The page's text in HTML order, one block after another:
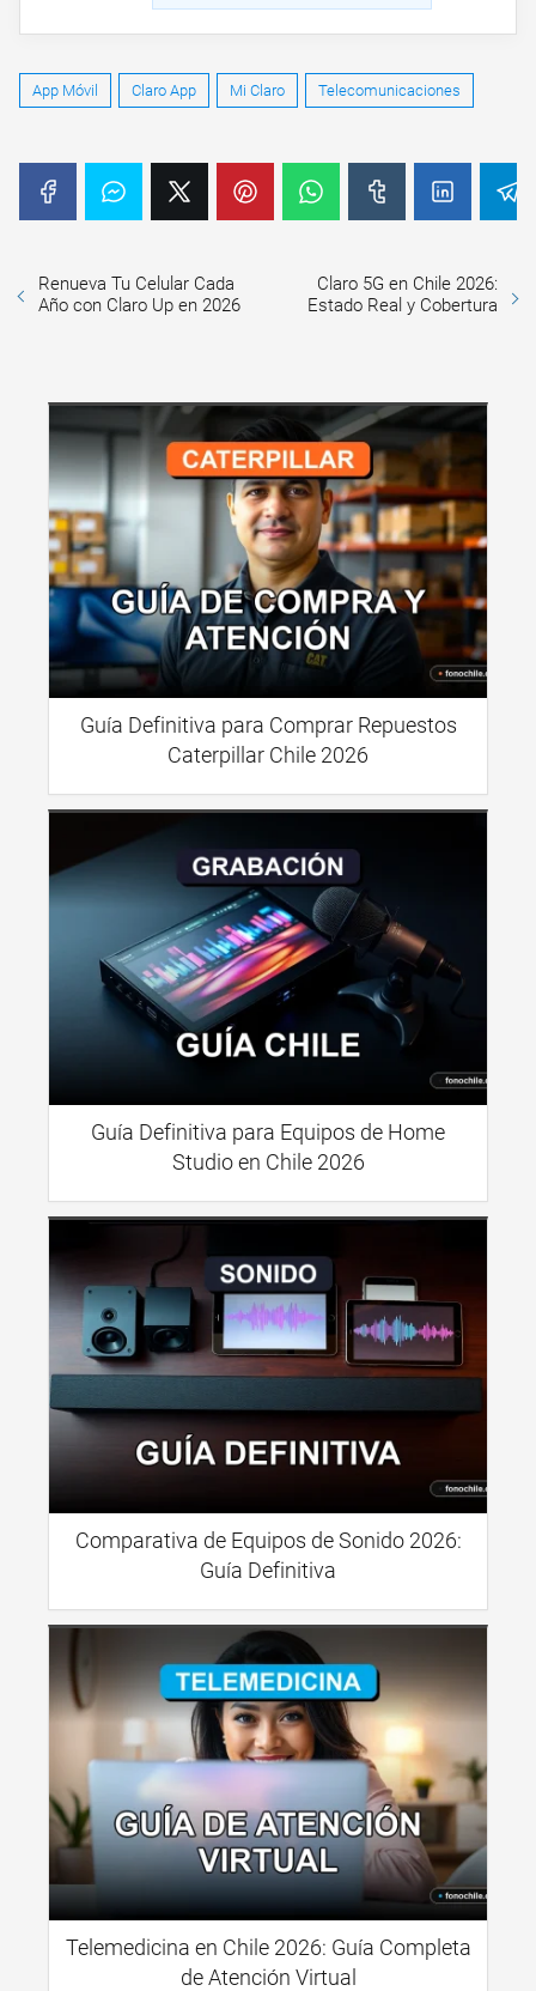
App Móvil Claro App Mi Claro Telecomunicaciones
Renueva Tu Celular Cada
Año con Claro Up en 2026
Claro 5G en Chile 2026:
Estado Real y Cobertura
Guía Definitiva para Comprar Repuestos
Caterpillar Chile 2026
Guía Definitiva para Equipos de Home
Studio en Chile 2026
Comparativa de Equipos de Sonido 2026:
Guía Definitiva
Telemedicina en Chile 2026: Guía Completa
de Atención Virtual